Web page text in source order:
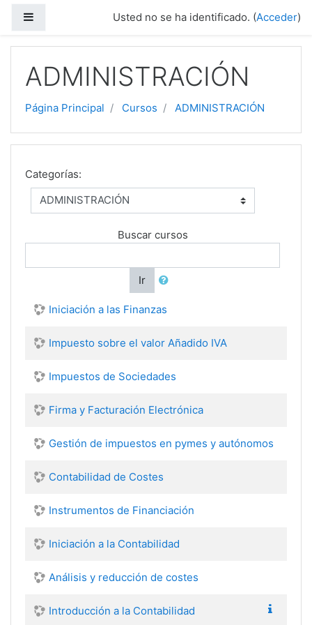
Usted no se ha identificado. (Acceder)
ADMINISTRACIÓN
Página Principal Cursos ADMINISTRACIÓN
Categorías:
Buscar cursos
Ir
Iniciación a las Finanzas
Impuesto sobre el valor Añadido IVA
Impuestos de Sociedades
Firma y Facturación Electrónica
Gestión de impuestos en pymes y autónomos
Contabilidad de Costes
Instrumentos de Financiación
Iniciación a la Contabilidad
Análisis y reducción de costes
Introducción a la Contabilidad